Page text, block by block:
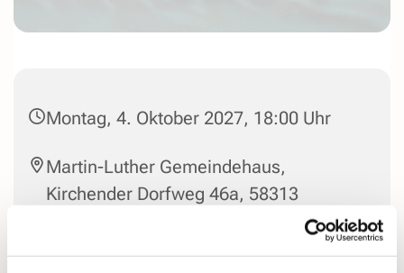
Montag, 4. Oktober 2027, 18:00 Uhr
Martin-Luther Gemeindehaus,
Kirchender Dorfweg 46a, 58313